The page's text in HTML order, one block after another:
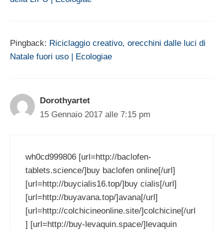
Pingback: Riciclaggio creativo, orecchini dalle luci di
Natale fuori uso | Ecologiae
Dorothyartet
15 Gennaio 2017 alle 7:15 pm
wh0cd999806 [url=http://baclofen-
tablets.science/]buy baclofen online[/url]
[url=http://buycialis16.top/]buy cialis[/url]
[url=http://buyavana.top/]avana[/url]
[url=http://colchicineonline.site/]colchicine[/url
] [url=http://buy-levaquin.space/]levaquin